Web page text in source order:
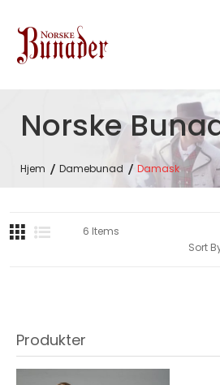
Norske
Hjem Damebunad Damask
Produkter
6 Items
Sort